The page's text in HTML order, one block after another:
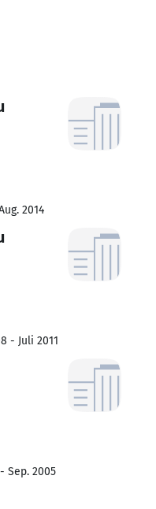
2014
- Juli 2011
Sep. 2005